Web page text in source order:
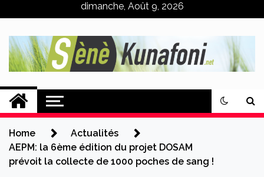
dimanche, Août 9, 2026
Sènè Kunafoni
Actualités Agricoles
Home
Actualités
AEPM: la 6ème édition du projet DOSAM
prévoit la collecte de 1000 poches de sang !